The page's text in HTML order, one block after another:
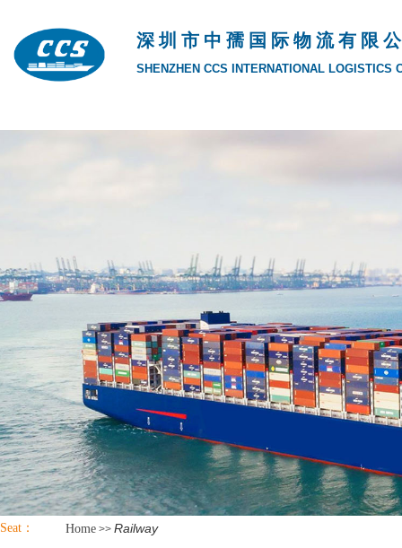
深 圳 市 中 孺 国 际 物 流 有 限
SHENZHEN CCS INTERNATIONAL LOGISTICS
Seat： Home >> Railway